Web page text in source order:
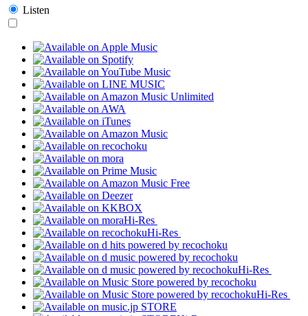
Listen
Hi-Res
Hi-Res
Hi-Res
Hi-Res